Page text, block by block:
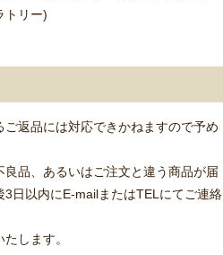
トリー)
ご返品には対応できかねますので予め
良品、あるいはご注文と違う商品が届
3日以内にE-mailまたはTELにてご連絡
します。